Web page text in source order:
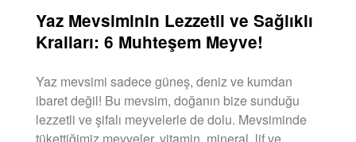
Yaz Mevsiminin Lezzetli ve Sağlıklı
Kralları: 6 Muhteşem Meyve!
Yaz mevsimi sadece güneş, deniz ve kumdan
ibaret değil! Bu mevsim, doğanın bize sunduğu
lezzetli ve şifalı meyvelerle de dolu. Mevsiminde
tükettiğimiz meyveler, vitamin, mineral, lif ve